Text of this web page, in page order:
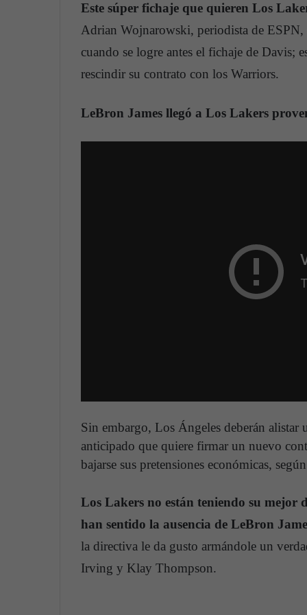
Este súper fichaje que quieren Los
Adrian Wojnarowski, periodista de
cuando se logre antes el fichaje de Davis;
rescindir su contrato con los Warriors.
LeBron James llegó a Los Lakers
Sin embargo, Los Ángeles deberán alistar
anticipado que quiere firmar un nuevo
bajarse sus pretensiones económicas,
Los Lakers no están teniendo su mejor
han sentido la ausencia de LeBron
la directiva le da gusto armándole un
Irving y Klay Thompson.